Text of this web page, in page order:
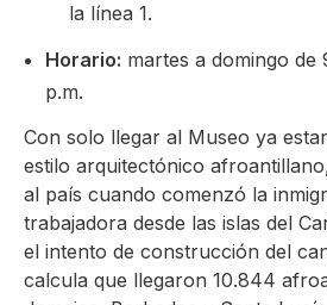
la línea 1.
Horario: martes a domingo de
p.m.
Con solo llegar al Museo ya
estilo arquitectónico
al país cuando comenzó la
trabajadora desde las islas del
el intento de construcción del
calcula que llegaron 10.844